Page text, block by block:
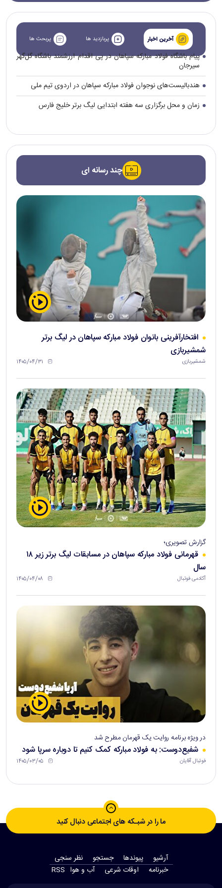
آخرین اخبار پربازدید ها پربحث ها
پیام باشگاه فولاد مبارکه سپاهان در پی اقدام ارزشمند باشگاه گل‌گهر
سیرجان
هندبالیست‌های نوجوان فولاد مبارکه سپاهان در اردوی تیم ملی
زمان و محل برگزاری سه هفته ابتدایی لیگ برتر خلیج فارس
چند رسانه ای
افتخارآفرینی بانوان فولاد مبارکه سپاهان در لیگ برتر
شمشیربازی
شمشیربازی ۱۴۰۵/۰۴/۳۱
گزارش تصویری؛
قهرمانی فولاد مبارکه سپاهان در مسابقات لیگ برتر زیر ۱۸
سال
آکادمی فوتبال ۱۴۰۵/۰۴/۰۸
در ویژه برنامه روایت یک قهرمان مطرح شد
شفیع‌دوست: به فولاد مبارکه کمک کنیم تا دوباره سرپا شود
فوتبال آقایان ۱۴۰۵/۰۳/۰۵
ما را در شبـکه های اجتماعی دنبال کنید
آرشیو پیوندها جستجو
نظر سنجی
‫خبرنامه‬
اوقات شرعی آب و هوا RSS